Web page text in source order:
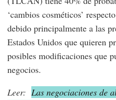
‘cambios cosméticos’
debido principalmente a las
Estados Unidos que quieren
posibles modificaciones que
negocios.
Leer: Las negociaciones de